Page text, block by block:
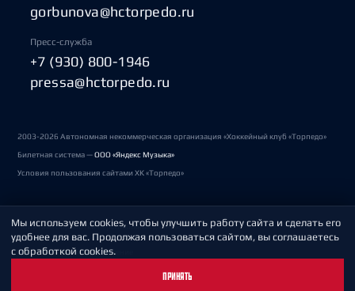
gorbunova@hctorpedo.ru
Пресс-служба
+7 (930) 800-1946
pressa@hctorpedo.ru
2003-2026 Автономная некоммерческая организация «Хоккейный клуб «Торпедо»
Билетная система —ООО «Яндекс Музыка»
Условия пользования сайтами ХК «Торпедо»
Политика обработки персональных данных
Пользовательское соглашение
Мы используем cookies, чтобы улучшить работу сайта и сделать его
удобнее для вас. Продолжая пользоваться сайтом, вы соглашаетесь
с обработкой cookies.
ПРИНЯТЬ